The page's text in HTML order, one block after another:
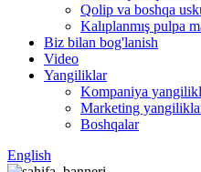
Qolip va boshqa
Kalıplanmış pulpa
Biz bilan bog'lanish
Video
Yangiliklar
Kompaniya
Marketing
Boshqalar
English